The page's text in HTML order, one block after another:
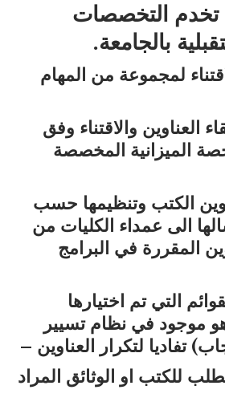
تخدم التخصصات
بالجامعة.
لمجموعة من المهام
العناوين والاقتناء وفق
الميزانية المخصصة
الكتب وتنظيمها حسب
الى عمداء الكليات من
المقررة في البرامج
التي تم اختيارها
موجود في نظام تسيير
تفاديا لتكرار العناوين –
للكتب او الوثائق المراد